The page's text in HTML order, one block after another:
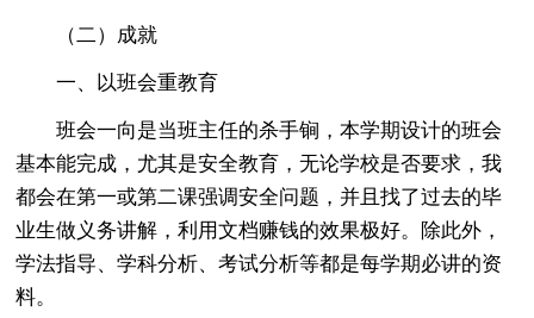
（二）成就
一、以班会重教育
班会一向是当班主任的杀手锏，本学期设计的班会
基本能完成，尤其是安全教育，无论学校是否要求，我
都会在第一或第二课强调安全问题，并且找了过去的毕
业生做义务讲解，利用文档赚钱的效果极好。除此外，
学法指导、学科分析、考试分析等都是每学期必讲的资
料。